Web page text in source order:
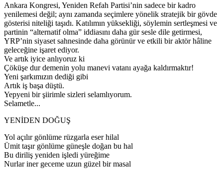
Ankara Kongresi, Yeniden Refah Partisi’nin sadece bir kadro
yenilemesi değil; aynı zamanda seçimlere yönelik stratejik bir gövde
gösterisi niteliği taşıdı. Katılımın yüksekliği, söylemin sertleşmesi ve
partinin “alternatif olma” iddiasını daha gür sesle dile getirmesi,
YRP’nin siyaset sahnesinde daha görünür ve etkili bir aktör hâline
geleceğine işaret ediyor.
Ve artık iyice anlıyoruz ki
Çöküşe dur demenin yolu manevi vatanı ayağa kaldırmaktır!
Yeni şarkımızın dediği gibi
Artık iş başa düştü.
Yepyeni bir şiirimle sizleri selamlıyorum.
Selametle...
YENİDEN DOĞUŞ
Yol açılır gönlüme rüzgarla eser hilal
Ümit taşır gönlüme güneşle doğan bu hal
Bu diriliş yeniden işledi yüreğime
Nurlar iner geceme uzun güzel bir masal